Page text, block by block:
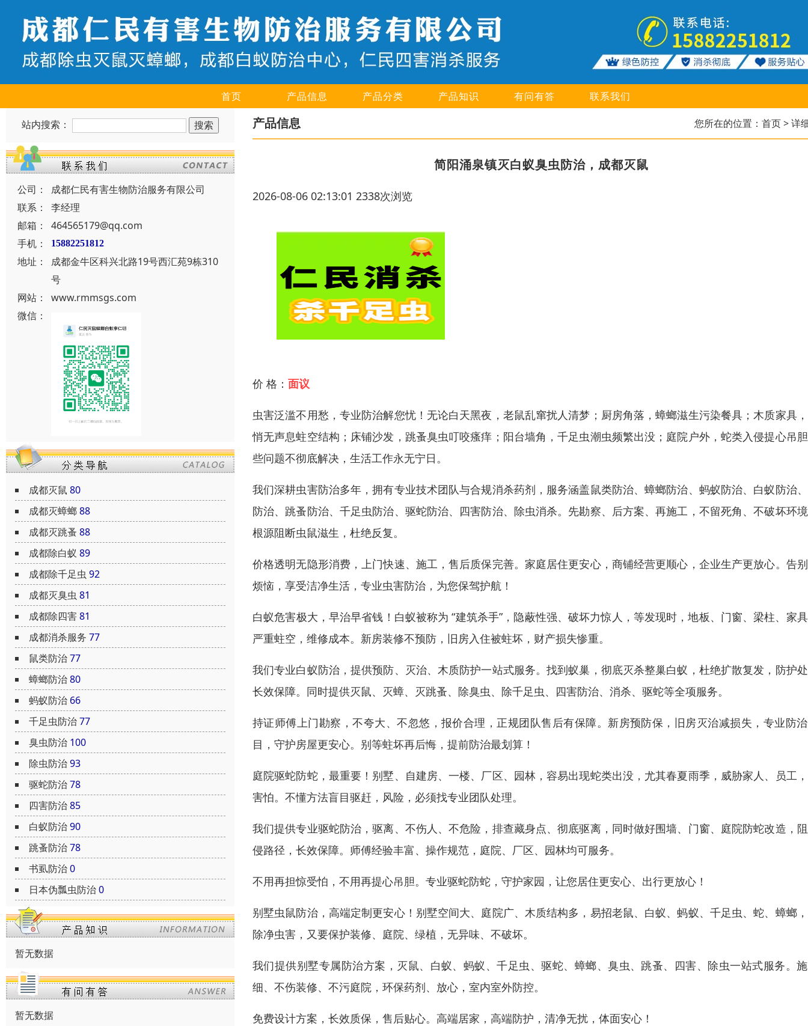
首页 产品信息 产品分类 产品知识 有问有答 联系我们
站内搜索：
公司：
成都仁民有害生物防治服务有限公司
联系：
李经理
邮箱：
464565179@qq.com
手机：
15882251812
地址：
成都金牛区科兴北路19号西汇苑9栋310
号
网站：
www.rmmsgs.com
微信：
成都灭鼠 80
成都灭蟑螂88
成都灭跳蚤 88
成都除白蚁 89
成都除千足虫 92
成都灭臭虫 81
成都除四害81
成都消杀服务 77
鼠类防治77
蟑螂防治80
蚂蚁防治 66
千足虫防治77
臭虫防治 100
除虫防治93
驱蛇防治78
四害防治85
白蚁防治90
跳蚤防治78
书虱防治0
日本伪瓢虫防治0
暂无数据
暂无数据
产品信息 您所在的位置： 首页> 详
简阳涌泉镇灭白蚁臭虫防治，成都灭鼠
2026-08-06 02:13:01 2338次浏览
价 格： 面议
虫害泛滥不用愁，专业防治解您忧！无论白天黑夜，老鼠乱窜扰人清梦；厨房角落，蟑螂滋生污染餐具；木质家具
悄无声息蛀空结构；床铺沙发，跳蚤臭虫叮咬瘙痒；阳台墙角，千足虫潮虫频繁出没；庭院户外，蛇类入侵提心吊
些问题不彻底解决，生活工作永无宁日。
我们深耕虫害防治多年，拥有专业技术团队与合规消杀药剂，服务涵盖鼠类防治、蟑螂防治、蚂蚁防治、白蚁防治
防治、跳蚤防治、千足虫防治、驱蛇防治、四害防治、除虫消杀。先勘察、后方案、再施工，不留死角、不破坏环
根源阻断虫鼠滋生，杜绝反复。
价格透明无隐形消费，上门快速、施工，售后质保完善。家庭居住更安心，商铺经营更顺心，企业生产更放心。告
烦恼，享受洁净生活，专业虫害防治，为您保驾护航！
白蚁危害极大，早治早省钱！白蚁被称为 “建筑杀手”，隐蔽性强、破坏力惊人，等发现时，地板、门窗、梁柱、家
严重蛀空，维修成本。新房装修不预防，旧房入住被蛀坏，财产损失惨重。
我们专业白蚁防治，提供预防、灭治、木质防护一站式服务。找到蚁巢，彻底灭杀整巢白蚁，杜绝扩散复发，防护
长效保障。同时提供灭鼠、灭蟑、灭跳蚤、除臭虫、除千足虫、四害防治、消杀、驱蛇等全项服务。
持证师傅上门勘察，不夸大、不忽悠，报价合理，正规团队售后有保障。新房预防保，旧房灭治减损失，专业防
目，守护房屋更安心。别等蛀坏再后悔，提前防治最划算！
庭院驱蛇防蛇，最重要！别墅、自建房、一楼、厂区、园林，容易出现蛇类出没，尤其春夏雨季，威胁家人、员工
害怕。不懂方法盲目驱赶，风险，必须找专业团队处理。
我们提供专业驱蛇防治，驱离、不伤人、不危险，排查藏身点、彻底驱离，同时做好围墙、门窗、庭院防蛇改造，
侵路径，长效保障。师傅经验丰富、操作规范，庭院、厂区、园林均可服务。
不用再担惊受怕，不用再提心吊胆。专业驱蛇防蛇，守护家园，让您居住更安心、出行更放心！
别墅虫鼠防治，高端定制更安心！别墅空间大、庭院广、木质结构多，易招老鼠、白蚁、蚂蚁、千足虫、蛇、蟑螂
除净虫害，又要保护装修、庭院、绿植，无异味、不破坏。
我们提供别墅专属防治方案，灭鼠、白蚁、蚂蚁、千足虫、驱蛇、蟑螂、臭虫、跳蚤、四害、除虫一站式服务。
细、不伤装修、不污庭院，环保药剂、放心，室内室外防控。
免费设计方案，长效质保，售后贴心。高端居家，高端防护，清净无扰，体面安心！